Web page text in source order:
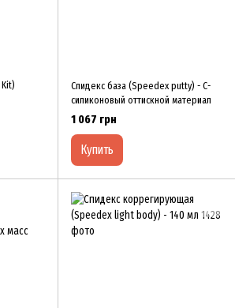
Спидекс база (Speedex putty) - С-
силиконовый оттискной материал
1 067 грн
Купить